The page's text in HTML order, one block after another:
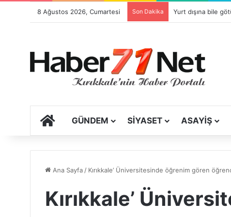
8 Ağustos 2026, Cumartesi Son Dakika
ANA SAYFA
GÜNDEM SIYASET ASAYIŞ
Ana Sayfa/ Kırıkkale’ Üniversitesinde öğrenim gören
Kırıkkale’